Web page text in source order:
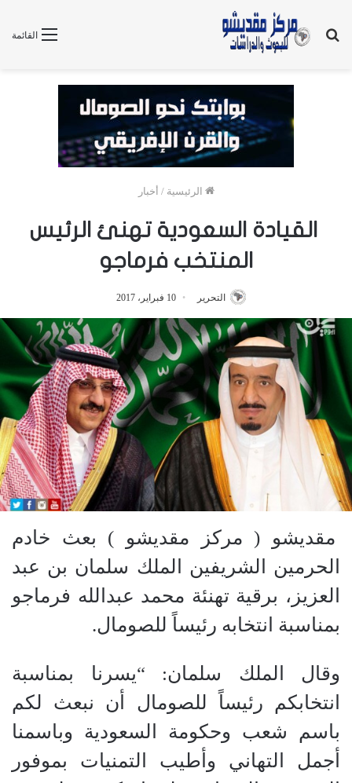
القائمة
بحث
الرئيسية / أخبار
القيادة السعودية تهنئ الرئيس
المنتخب فرماجو
التحرير 10 فبراير، 2017
مقديشو ( مركز مقديشو ) بعث خادم
الحرمين الشريفين الملك سلمان بن عبد
العزيز، برقية تهنئة محمد عبدالله فرماجو
بمناسبة انتخابه رئيساً للصومال.
وقال الملك سلمان: “يسرنا بمناسبة
انتخابكم رئيساً للصومال أن نبعث لكم
باسم شعب وحكومة السعودية وباسمنا
أجمل التهاني وأطيب التمنيات بموفور